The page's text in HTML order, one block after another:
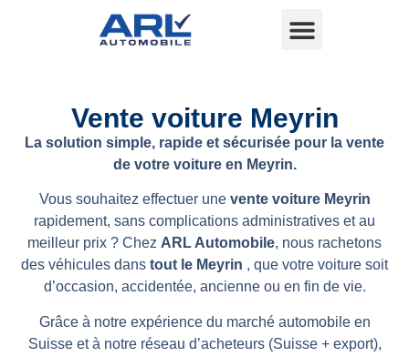
Vente voiture Meyrin
La solution simple, rapide et sécurisée pour la vente
de votre voiture en Meyrin.
Vous souhaitez effectuer une vente voiture Meyrin
rapidement, sans complications administratives et au
meilleur prix ? Chez ARL Automobile, nous rachetons
des véhicules dans tout le Meyrin , que votre voiture soit
d’occasion, accidentée, ancienne ou en fin de vie.
Grâce à notre expérience du marché automobile en
Suisse et à notre réseau d’acheteurs (Suisse + export),